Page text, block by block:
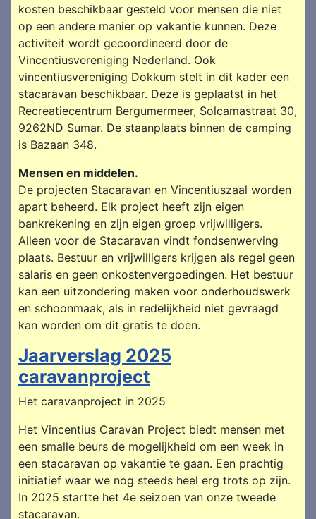
kosten beschikbaar gesteld voor mensen die niet
op een andere manier op vakantie kunnen. Deze
activiteit wordt gecoordineerd door de
Vincentiusvereniging Nederland. Ook
vincentiusvereniging Dokkum stelt in dit kader een
stacaravan beschikbaar. Deze is geplaatst in het
Recreatiecentrum Bergumermeer, Solcamastraat 30,
9262ND Sumar. De staanplaats binnen de camping
is Bazaan 348.
Mensen en middelen.
De projecten Stacaravan en Vincentiuszaal worden
apart beheerd. Elk project heeft zijn eigen
bankrekening en zijn eigen groep vrijwilligers.
Alleen voor de Stacaravan vindt fondsenwerving
plaats. Bestuur en vrijwilligers krijgen als regel geen
salaris en geen onkostenvergoedingen. Het bestuur
kan een uitzondering maken voor onderhoudswerk
en schoonmaak, als in redelijkheid niet gevraagd
kan worden om dit gratis te doen.
Jaarverslag 2025
caravanproject
Het caravanproject in 2025
Het Vincentius Caravan Project biedt mensen met
een smalle beurs de mogelijkheid om een week in
een stacaravan op vakantie te gaan. Een prachtig
initiatief waar we nog steeds heel erg trots op zijn.
In 2025 startte het 4e seizoen van onze tweede
stacaravan.